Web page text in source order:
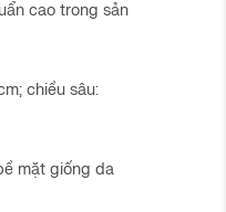
cao trong sản
chiều sâu:
mặt giống da